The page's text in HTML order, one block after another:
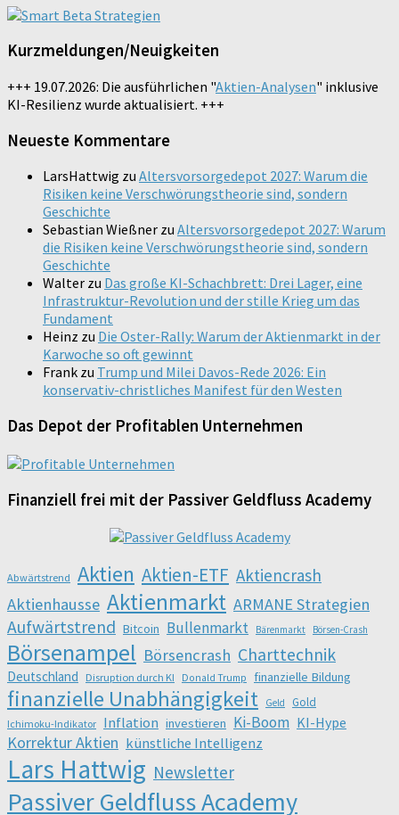
Kurzmeldungen/Neuigkeiten
+++ 19.07.2026: Die ausführlichen "Aktien-Analysen" inklusive
KI-Resilienz wurde aktualisiert. +++
Neueste Kommentare
LarsHattwig zu Altersvorsorgedepot 2027: Warum die
Risiken keine Verschwörungstheorie sind, sondern
Geschichte
Sebastian Wießner zu Altersvorsorgedepot 2027: Warum
die Risiken keine Verschwörungstheorie sind, sondern
Geschichte
Walter zu Das große KI-Schachbrett: Drei Lager, eine
Infrastruktur-Revolution und der stille Krieg um das
Fundament
Heinz zu Die Oster-Rally: Warum der Aktienmarkt in der
Karwoche so oft gewinnt
Frank zu Trump und Milei Davos-Rede 2026: Ein
konservativ-christliches Manifest für den Westen
Das Depot der Profitablen Unternehmen
Finanziell frei mit der Passiver Geldfluss Academy
Abwärtstrend Aktien Aktien-ETF Aktiencrash
Aktienhausse Aktienmarkt ARMANE Strategien
Aufwärtstrend Bitcoin Bullenmarkt Bärenmarkt Börsen-Crash
Börsenampel Börsencrash Charttechnik
Deutschland Disruption durch KI Donald Trump finanzielle Bildung
finanzielle Unabhängigkeit Geld Gold
Ichimoku-Indikator Inflation investieren Ki-Boom KI-Hype
Korrektur Aktien künstliche Intelligenz
Lars Hattwig Newsletter
Passiver Geldfluss Academy